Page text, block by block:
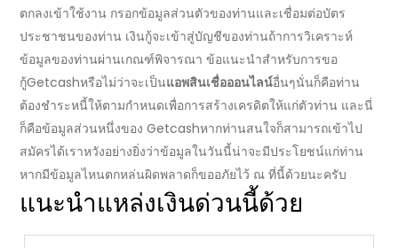
ตกลงเข้าใช้งาน กรอกข้อมูลส่วนตัวของท่านและเชื่อมต่อบัตร
ประชาชนของท่าน เงินกู้จะเข้าสู่บัญชีของท่านถ้าการวิเคราะห์
ข้อมูลของท่านผ่านเกณฑ์พิจารณา ข้อแนะนำสำหรับการขอ
กู้Getcashหรือไม่ว่าจะเป็นแอพสินเชื่อออนไลน์อื่นๆนั่นก็คือท่าน
ต้องชำระหนี้ให้ตามกำหนดเพื่อการสร้างเครดิตให้แก่ตัวท่าน และนี่
ก็คือข้อมูลส่วนหนึ่งของ Getcashหากท่านสนใจก็สามารถเข้าไป
สมัครได้เราหวังอย่างยิ่งว่าข้อมูลในวันนี้น่าจะมีประโยชน์แก่ท่าน
หากมีข้อมูลไหนตกหล่นผิดพลาดก็ขออภัยไว้ ณ ที่นี้ด้วยนะครับ
แนะนำแหล่งเงินด่วนนี้ด้วย